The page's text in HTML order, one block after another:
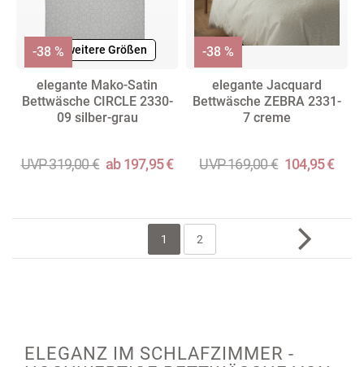
+ weitere Größen
elegante Mako-Satin
Bettwäsche CIRCLE 2330-
09 silber-grau
UVP 319,00 € ab 197,95 €
-38 %
elegante Jacquard
Bettwäsche ZEBRA 2331-
7 creme
UVP 169,00 € 104,95 €
-38 %
1 2
ELEGANZ IM SCHLAFZIMMER -